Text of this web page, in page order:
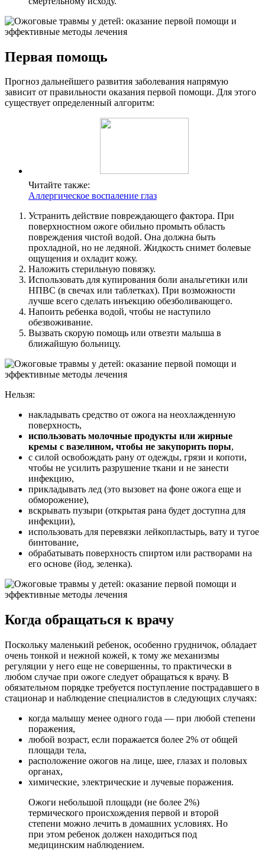
Первая помощь
Прогноз дальнейшего развития заболевания напрямую
зависит от правильности оказания первой помощи. Для этого
существует определенный алгоритм:
Читайте также:
Аллергическое воспаление глаз
Устранить действие повреждающего фактора. При
поверхностном ожоге обильно промыть область
повреждения чистой водой. Она должна быть
прохладной, но не ледяной. Жидкость снимет болевые
ощущения и охладит кожу.
Наложить стерильную повязку.
Использовать для купирования боли анальгетики или
НПВС (в свечах или таблетках). При возможности
лучше всего сделать инъекцию обезболивающего.
Напоить ребенка водой, чтобы не наступило
обезвоживание.
Вызвать скорую помощь или отвезти малыша в
ближайшую больницу.
Нельзя:
накладывать средство от ожога на неохлажденную
поверхность,
использовать молочные продукты или жирные
кремы с вазелином, чтобы не закупорить поры,
с силой освобождать рану от одежды, грязи и копоти,
чтобы не усилить разрушение ткани и не занести
инфекцию,
прикладывать лед (это вызовет на фоне ожога еще и
обморожение),
вскрывать пузыри (открытая рана будет доступна для
инфекции),
использовать для перевязки лейкопластырь, вату и тугое
бинтование,
обрабатывать поверхность спиртом или растворами на
его основе (йод, зеленка).
Когда обращаться к врачу
Поскольку маленький ребенок, особенно грудничок, обладает
очень тонкой и нежной кожей, к тому же механизмы
регуляции у него еще не совершенны, то практически в
любом случае при ожоге следует обращаться к врачу. В
обязательном порядке требуется поступление пострадавшего в
стационар и наблюдение специалистов в следующих случаях:
когда малышу менее одного года — при любой степени
поражения,
любой возраст, если поражается более 2% от общей
площади тела,
расположение ожогов на лице, шее, глазах и половых
органах,
химические, электрические и лучевые поражения.
Ожоги небольшой площади (не более 2%)
термического происхождения первой и второй
степени можно лечить в домашних условиях. Но
при этом ребенок должен находиться под
медицинским наблюдением.